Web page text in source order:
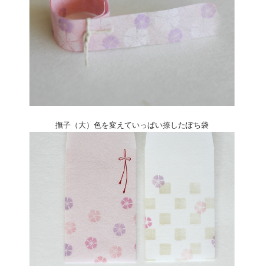
撫子（大）色を変えていっぱい捺したぽち袋